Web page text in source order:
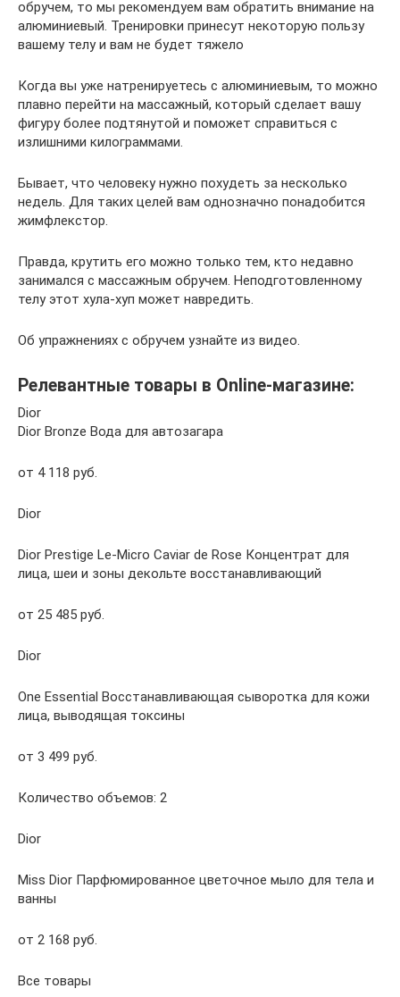
обручем, то мы рекомендуем вам обратить внимание на
алюминиевый. Тренировки принесут некоторую пользу
вашему телу и вам не будет тяжело
Когда вы уже натренируетесь с алюминиевым, то можно
плавно перейти на массажный, который сделает вашу
фигуру более подтянутой и поможет справиться с
излишними килограммами.
Бывает, что человеку нужно похудеть за несколько
недель. Для таких целей вам однозначно понадобится
жимфлекстор.
Правда, крутить его можно только тем, кто недавно
занимался с массажным обручем. Неподготовленному
телу этот хула-хуп может навредить.
Об упражнениях с обручем узнайте из видео.
Релевантные товары в Online-магазине:
Dior
Dior Bronze Вода для автозагара
от 4 118 руб.
Dior
Dior Prestige Le-Micro Caviar de Rose Концентрат для
лица, шеи и зоны декольте восстанавливающий
от 25 485 руб.
Dior
One Essential Восстанавливающая сыворотка для кожи
лица, выводящая токсины
от 3 499 руб.
Количество объемов: 2
Dior
Miss Dior Парфюмированное цветочное мыло для тела и
ванны
от 2 168 руб.
Все товары